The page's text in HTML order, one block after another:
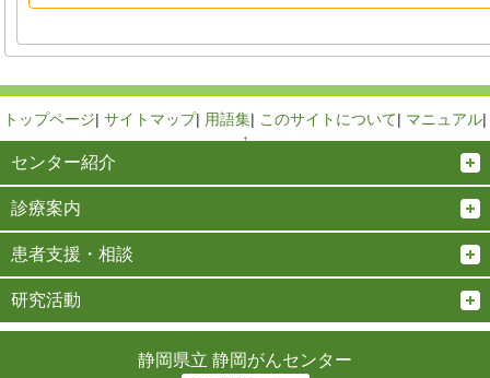
トップページ| サイトマップ| 用語集| このサイトについて| マニュアル|
↑
センター紹介
診療案内
患者支援・相談
研究活動
静岡県立 静岡がんセンター